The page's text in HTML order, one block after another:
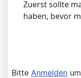
Zuerst sollte
haben, bevor
Bitte Anmelden